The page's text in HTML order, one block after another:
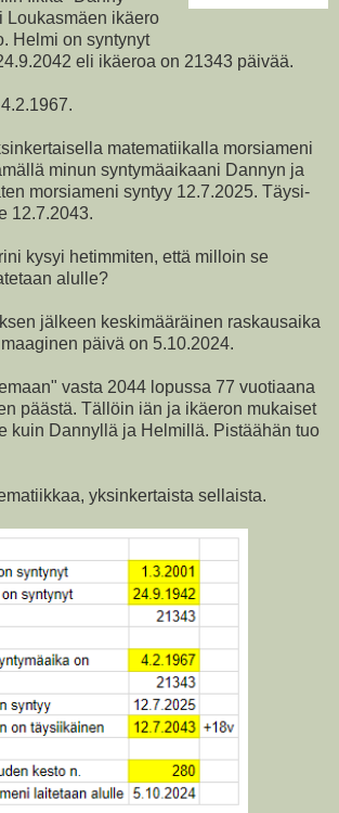
Loukasmäen ikäero
Helmi on syntynyt
eli ikäeroa on 21343 päivää.
matematiikalla morsiameni
minun syntymäaikaani Dannyn ja
morsiameni syntyy 12.7.2025. Täysi-
12.7.2043.
kysyi hetimmiten, että milloin se
alulle?
jälkeen keskimääräinen raskausaika
päivä on 5.10.2024.
vasta 2044 lopussa 77 vuotiaana
päästä. Tällöin iän ja ikäeron mukaiset
kuin Dannyllä ja Helmillä. Pistäähän tuo
yksinkertaista sellaista.